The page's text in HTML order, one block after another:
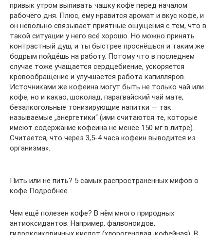
привык утром выпивать чашку кофе перед началом
рабочего дня. Плюс, ему нравится аромат и вкус кофе, и
он невольно связывает приятные ощущения с тем, что в
такой ситуации у него всё хорошо. Но можно принять
контрастный душ, и ты быстрее проснёшься и таким же
бодрым пойдёшь на работу. Потому что в последнем
случае тоже учащается сердцебиение, ускоряется
кровообращение и улучшается работа капилляров.
Источниками же кофеина могут быть не только чай или
кофе, но и какао, шоколад, парагвайский чай мате,
безалкогольные тонизирующие напитки — так
называемые „энергетики“ (ими считаются те, которые
имеют содержание кофеина не менее 150 мг в литре).
Считается, что через 3,5-4 часа кофеин выводится из
организма».
Пить или не пить? 5 самых распространенных мифов о
кофе Подробнее
Чем ещё полезен кофе? В нём много природных
антиоксидантов. Например, фалвоноидов,